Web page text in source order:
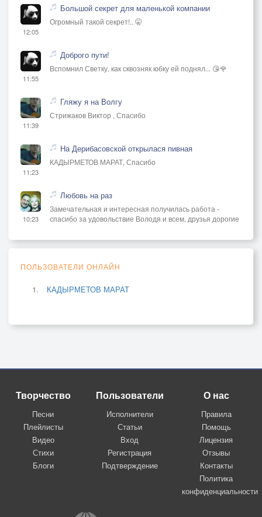
12:05
Большой секрет для маленькой компании
Огромный такой секрет!.. 🤫
11:55
Доброго пути!
Вспомнил Светку, как сквозняк юбку ей поднял... 😘🌹
11:39
Гляжу я на Волгу
Стрижаков Виктор , Спасибо
11:23
На Дерибасовской открылася пивная
КАДЫРМЕТОВ МАРАТ, Спасибо
10:23
Любовь на раз
Замечательная и интересная получилась работа -
спасибо за удовольствие Володя и всем, друзья дорогие
ПОЛЬЗОВАТЕЛИ ОНЛАЙН
КАДЫРМЕТОВ МАРАТ
Творчество
Песни
Плейлисты
Видео
Стихи
Блоги
Пользователи
Исполнители
Статьи
Вход
Регистрация
Подтверждение
О нас
Правила
Помощь
Лицензия
Отзывы
Контакты
Политика
конфиденциальности